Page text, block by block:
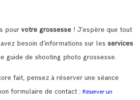
pour votre grossesse ! J’espère que tout
besoin d’informations sur les services
guide de shooting photo grossesse.
fait, pensez à réserver une séance
formulaire de contact : Réserver un